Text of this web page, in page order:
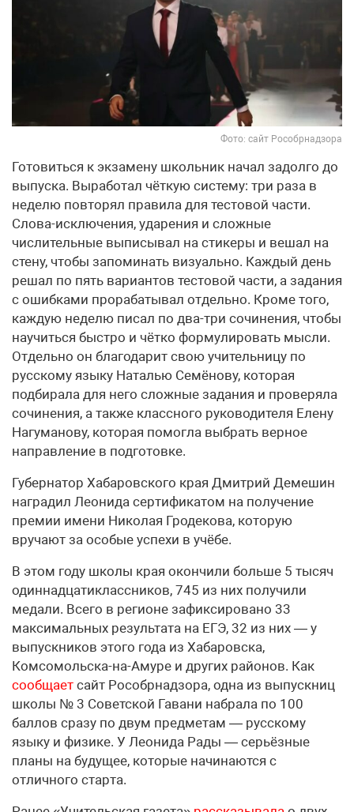
Фото: сайт Рособрнадзора
Готовиться к экзамену школьник начал задолго до
выпуска. Выработал чёткую систему: три раза в
неделю повторял правила для тестовой части.
Слова-исключения, ударения и сложные
числительные выписывал на стикеры и вешал на
стену, чтобы запоминать визуально. Каждый день
решал по пять вариантов тестовой части, а задания
с ошибками прорабатывал отдельно. Кроме того,
каждую неделю писал по два-три сочинения, чтобы
научиться быстро и чётко формулировать мысли.
Отдельно он благодарит свою учительницу по
русскому языку Наталью Семёнову, которая
подбирала для него сложные задания и проверяла
сочинения, а также классного руководителя Елену
Нагуманову, которая помогла выбрать верное
направление в подготовке.
Губернатор Хабаровского края Дмитрий Демешин
наградил Леонида сертификатом на получение
премии имени Николая Гродекова, которую
вручают за особые успехи в учёбе.
В этом году школы края окончили больше 5 тысяч
одиннадцатиклассников, 745 из них получили
медали. Всего в регионе зафиксировано 33
максимальных результата на ЕГЭ, 32 из них — у
выпускников этого года из Хабаровска,
Комсомольска-на-Амуре и других районов. Как
сообщает сайт Рособрнадзора, одна из выпускниц
школы № 3 Советской Гавани набрала по 100
баллов сразу по двум предметам — русскому
языку и физике. У Леонида Рады — серьёзные
планы на будущее, которые начинаются с
отличного старта.